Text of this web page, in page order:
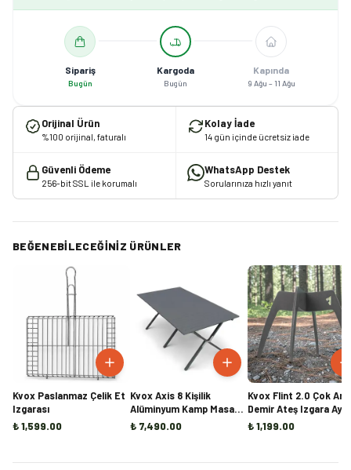
Sipariş
Bugün
Kargoda
Bugün
Kapında
9 Ağu – 11 Ağu
Orijinal Ürün
%100 orijinal, faturalı
Kolay İade
14 gün içinde ücretsiz iade
Güvenli Ödeme
256-bit SSL ile korumalı
WhatsApp Destek
Sorularınıza hızlı yanıt
BEĞENEBILECEĞINIZ ÜRÜNLER
Kvox Paslanmaz Çelik Et
Izgarası
₺ 1,599.00
Kvox Axis 8 Kişilik
Alüminyum Kamp Masası
(Ön Sipariş)
₺ 7,490.00
Kvox Flint 2.0 Çok
Demir Ateş Izgara
Mangal, Ocak ve
₺ 1,199.00